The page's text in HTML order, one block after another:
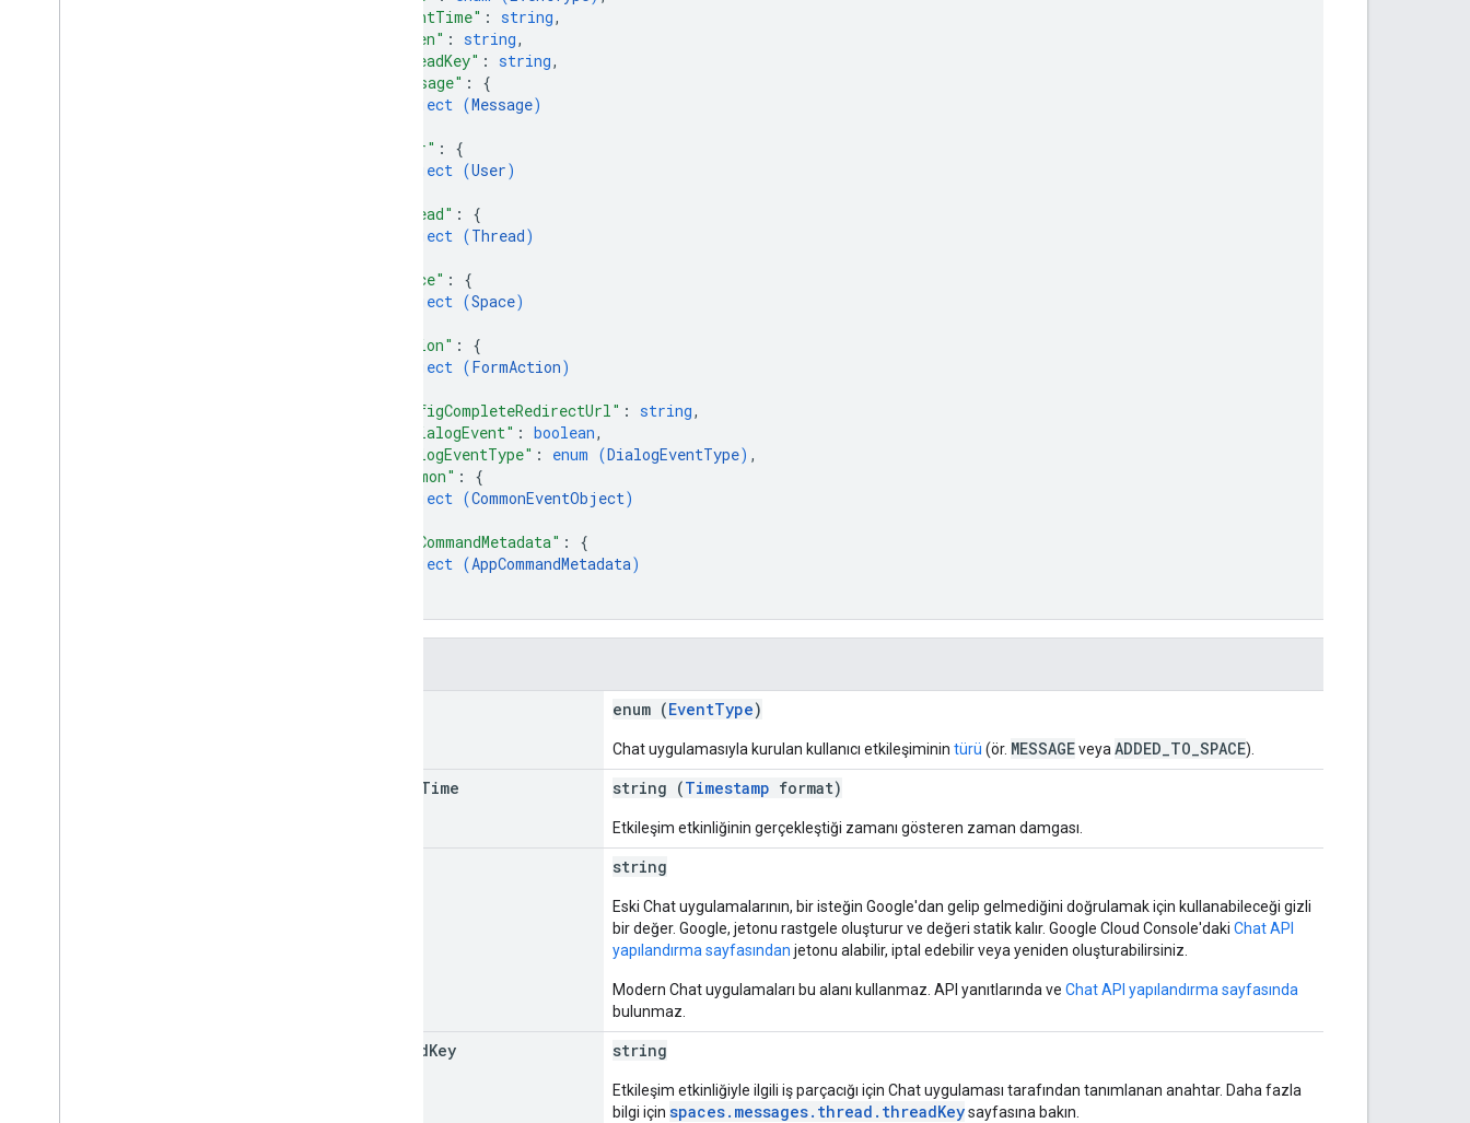
"eventTime" : string,
"token" : string,
"threadKey" : string,
"message" : {
object (Message)
"user" : {
object (User)
"thread" : {
object (Thread)
"space" : {
object (Space)
"action" : {
object (FormAction)
"configCompleteRedirectUrl" : string,
"isDialogEvent" : boolean,
"dialogEventType" : enum (DialogEventType) ,
"common" : {
object (CommonEventObject)
"appCommandMetadata" : {
object (AppCommandMetadata)
enum (EventType)
Chat uygulamasıyla kurulan kullanıcı etkileşiminin türü (ör. MESSAGEveya ADDED_TO_SPACE).
Time string (Timestamp format)
Etkileşim etkinliğinin gerçekleştiği zamanı gösteren zaman damgası.
string
Eski Chat uygulamalarının, bir isteğin Google'dan gelip gelmediğini doğrulamak için kullanabileceği gizli
bir değer. Google, jetonu rastgele oluşturur ve değeri statik kalır. Google Cloud Console'daki Chat API
yapılandırma sayfasından jetonu alabilir, iptal edebilir veya yeniden oluşturabilirsiniz.
Modern Chat uygulamaları bu alanı kullanmaz. API yanıtlarında ve Chat API yapılandırma sayfasında
bulunmaz.
threadKey string
Etkileşim etkinliğiyle ilgili iş parçacığı için Chat uygulaması tarafından tanımlanan anahtar. Daha fazla
bilgi için spaces.messages.thread.threadKeysayfasına bakın.